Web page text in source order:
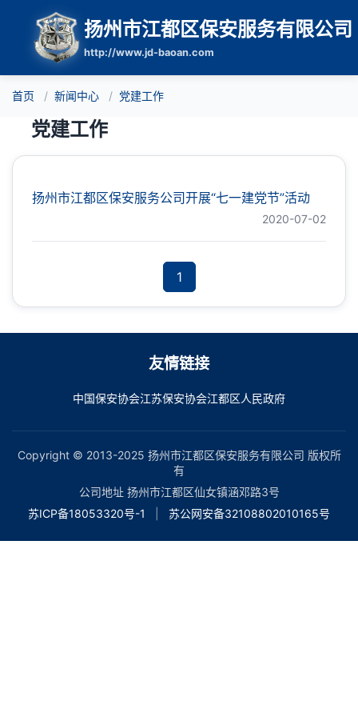
扬州市江都区保安服务有限公司
http://www.jd-baoan.com
首页 新闻中心 党建工作
党建工作
扬州市江都区保安服务公司开展“七一建党节”活动
2020-07-02
1
友情链接
中国保安协会江苏保安协会江都区人民政府
Copyright © 2013-2025 扬州市江都区保安服务有限公司 版权所
有
公司地址 扬州市江都区仙女镇涵邓路3号
苏ICP备18053320号-1
苏公网安备32108802010165号